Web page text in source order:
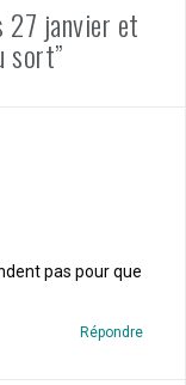
27 janvier et
sort”
pas pour que
Répondre